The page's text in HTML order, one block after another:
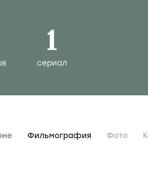
1
сериал
Фильмография Фото